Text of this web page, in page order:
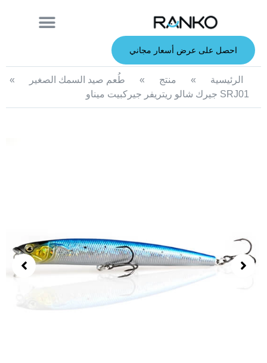
احصل على عرض أسعار مجاني
الرئيسية » منتج » طُعم صيد السمك الصغير
»
SRJ01 جيرك شالو ريتريفر جيركبيت ميناو